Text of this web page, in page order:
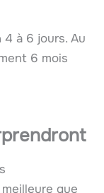
4 à 6 jours. Au
6 mois
que